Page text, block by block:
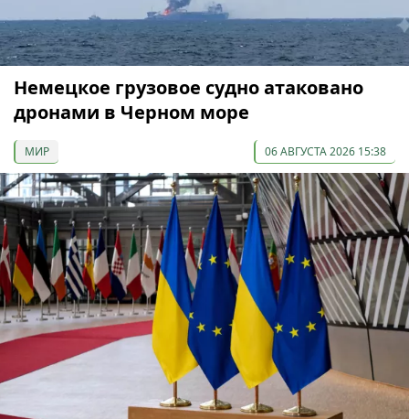
Немецкое грузовое судно атаковано
дронами в Черном море
МИР 06 АВГУСТА 2026 15:38